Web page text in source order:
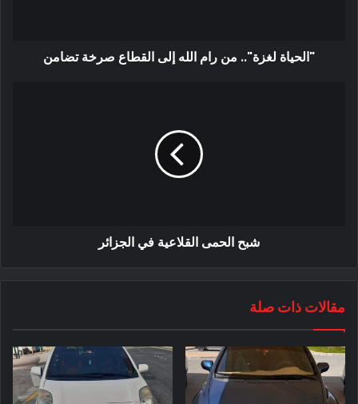
"الحياة لغزة".. من رام الله إلى القطاع صرخة تضامن
شبح الحمى القلاعية في الجزائر
مقالات ذات صلة